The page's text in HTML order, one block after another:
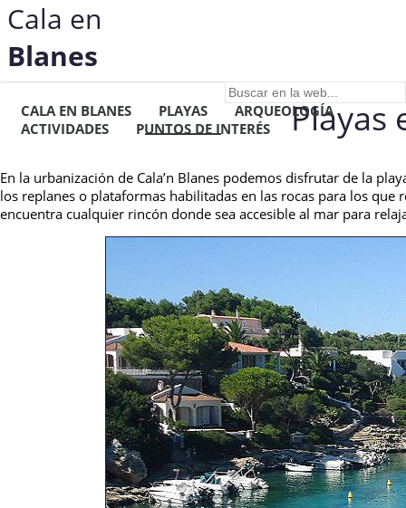
Cala en
Blanes
CALA EN BLANES PLAYAS
ARQUEOLOGÍA
ACTIVIDADES
PUNTOS DE INTERÉS Playas
En la urbanización de Cala’n Blanes podemos disfrutar de la
los replanes o plataformas habilitadas en las rocas para los
encuentra cualquier rincón donde sea accesible al mar para